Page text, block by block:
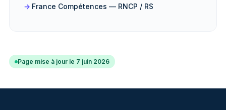
France Compétences — RNCP / RS
Page mise à jour le 7 juin 2026